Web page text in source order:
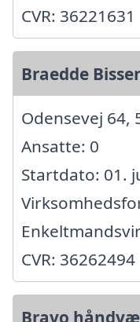
CVR: 36221631
Braedde
Odensevej 64,
Ansatte: 0
Startdato: 01.
CVR: 36262494
Bravo